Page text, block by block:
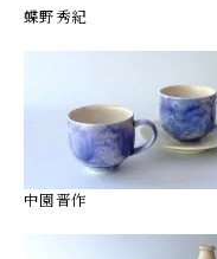
蝶野秀紀
中園晋作